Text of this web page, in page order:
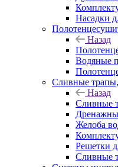
Насадки
Назад
Водяные
Сливные
Назад
Сливные
Желоба
Решетки
Сливные